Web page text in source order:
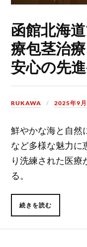
函館北海
療包茎治
安心の先
RUKAWA 2025年9
鮮やかな海と自然
など多様な魅力に
り洗練された医
る。
続きを読む